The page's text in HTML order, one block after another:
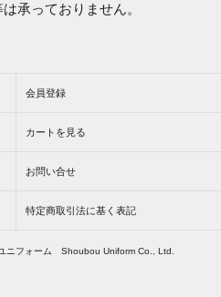
承っておりません。
会員登録
カートを見る
お問い合せ
特定商取引法に基く表記
ニフォーム Shoubou Uniform Co., Ltd.